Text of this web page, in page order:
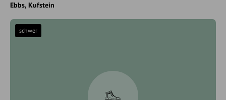
Ebbs Kufstein
schwer